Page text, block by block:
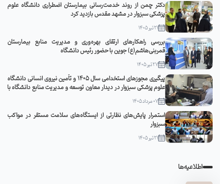
دکتر چمن از روند خدمت‌رسانی بیمارستان اضطراری دانشگاه علوم
پزشکی سبزوار در مشهد مقدس بازدید کرد
21 تیر 1405
بررسی راهکارهای ارتقای بهره‌وری و مدیریت منابع بیمارستان
قمربنی‌هاشم(ع) جوین با حضور رئیس دانشگاه
27 تیر 1405
پیگیری مجوزهای استخدامی سال ۱۴۰۵ و تأمین نیروی انسانی دانشگاه
علوم پزشکی سبزوار در دیدار معاون توسعه و مدیریت منابع دانشگاه با
مدیرکل منابع انسانی وزارت بهداشت
07 مرداد 1405
استمرار پایش‌های نظارتی از ایستگاه‌های سلامت مستقر در مواکب
سبزوار
21 تیر 1405
اطلاعیه‌ها